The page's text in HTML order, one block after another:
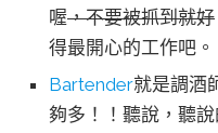
喔，不要被抓到就好
得最開心的工作吧。
Bartender就是調酒
夠多！！聽說，聽